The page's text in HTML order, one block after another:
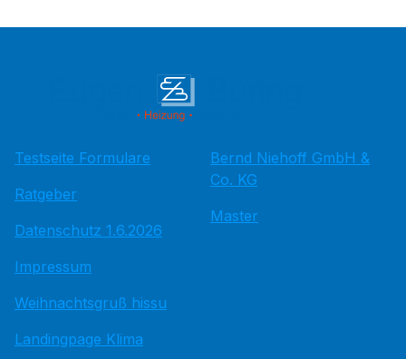
Testseite Formulare
Ratgeber
Datenschutz 1.6.2026
Impressum
Weihnachtsgruß hissu
Landingpage Klima
Bernd Niehoff GmbH &
Co. KG
Master